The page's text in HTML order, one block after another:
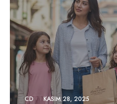
CD KASIM 28, 2025